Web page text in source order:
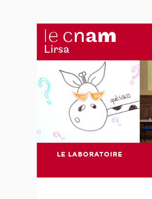
LE LABORATOIRE